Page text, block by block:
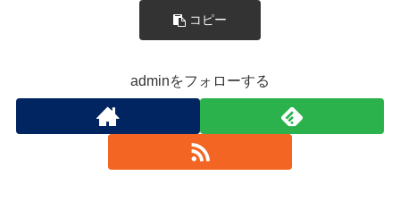
コピー
adminをフォローする